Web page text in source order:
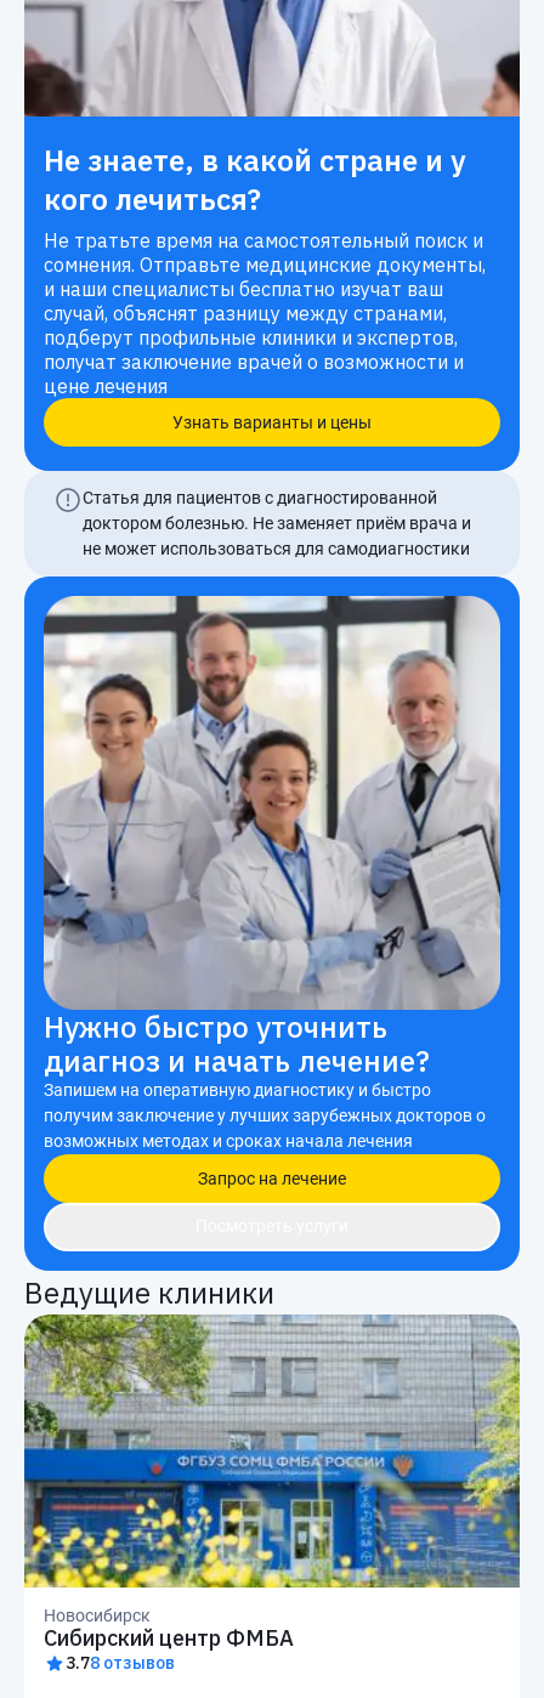
Не знаете, в какой стране и у
кого лечиться?
Не тратьте время на самостоятельный поиск и
сомнения. Отправьте медицинские документы,
и наши специалисты бесплатно изучат ваш
случай, объяснят разницу между странами,
подберут профильные клиники и экспертов,
получат заключение врачей о возможности и
цене лечения
Узнать варианты и цены
Статья для пациентов с диагностированной
доктором болезнью. Не заменяет приём врача и
не может использоваться для самодиагностики
Нужно быстро уточнить
диагноз и начать лечение?
Запишем на оперативную диагностику и быстро
получим заключение у лучших зарубежных докторов о
возможных методах и сроках начала лечения
Запрос на лечение
Ведущие клиники
Новосибирск
Сибирский центр ФМБА
3.78 отзывов